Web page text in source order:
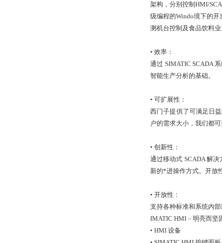
架构，分别控制HMI/
级编程的Windo境下的
测机台控制及食品饮料
• 效率：
通过 SIMATIC SCADA
智能生产分析的基础。
• 可扩展性：
西门子提供了可满足日
户的需求大小，我们都
• 创新性：
通过移动式 SCADA 解
新的*进操作方式。开放
• 开放性：
支持各种标准和系统内
IMATIC HMI – 明亮而坚
• HMI 设备